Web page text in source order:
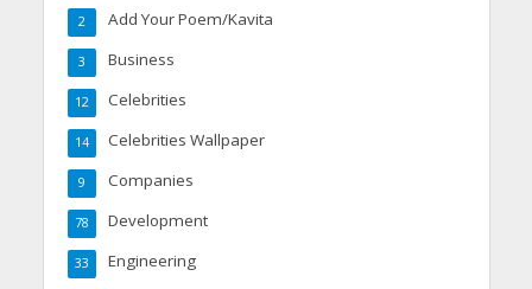
Add Your Poem/Kavita
2
Business
3
Celebrities
12
Celebrities Wallpaper
14
Companies
9
Development
78
Engineering
33